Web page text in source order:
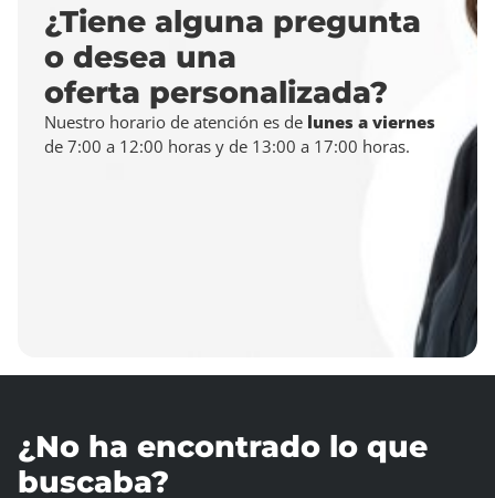
¿Tiene alguna pregunta
o desea una
oferta personalizada?
Nuestro horario de atención es de lunes a viernes
de 7:00 a 12:00 horas y de 13:00 a 17:00 horas.
¿No ha encontrado lo que
buscaba?